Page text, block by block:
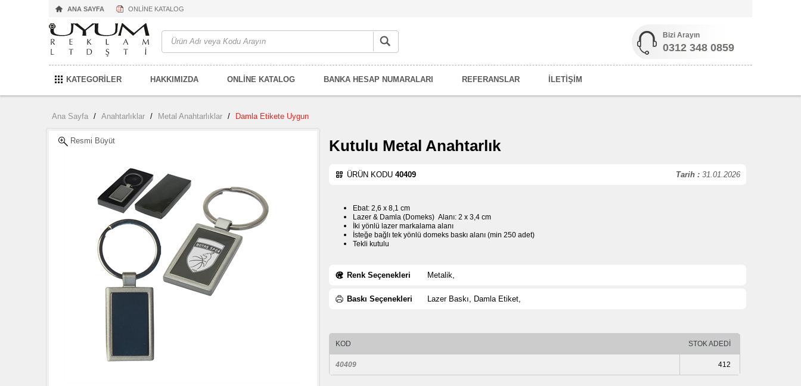
ANA SAYFA ONLİNE KATALOG
Bizi Arayın
0312 348 0859
KATEGORİLER HAKKIMIZDA ONLİNE KATALOG BANKA HESAP NUMARALARI REFERANSLAR İLETİŞİM
Ana Sayfa / Anahtarlıklar / Metal Anahtarlıklar / Damla Etikete Uygun
Resmi Büyüt Kutulu Metal Anahtarlık
Tarih : 31.01.2026
ÜRÜN KODU 40409
Ebat: 2,6 x 8,1 cm
Lazer & Damla (Domeks) Alanı: 2 x 3,4 cm
İki yönlü lazer markalama alanı
İsteğe bağlı tek yönlü domeks baskı alanı (min 250 adet)
Tekli kutulu
Renk Seçenekleri Metalik,
Baskı Seçenekleri Lazer Baskı, Damla Etiket,
KOD STOK ADEDİ
40409 412